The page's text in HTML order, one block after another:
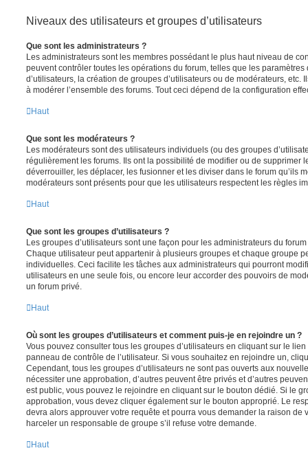
Niveaux des utilisateurs et groupes d’utilisateurs
Que sont les administrateurs ?
Les administrateurs sont les membres possédant le plus haut niveau de
peuvent contrôler toutes les opérations du forum, telles que les
d’utilisateurs, la création de groupes d’utilisateurs ou de modérateurs, etc.
à modérer l’ensemble des forums. Tout ceci dépend de la configuration
Haut
Que sont les modérateurs ?
Les modérateurs sont des utilisateurs individuels (ou des groupes
régulièrement les forums. Ils ont la possibilité de modifier ou de supprimer
déverrouiller, les déplacer, les fusionner et les diviser dans le forum qu’ils
modérateurs sont présents pour que les utilisateurs respectent les règles
Haut
Que sont les groupes d’utilisateurs ?
Les groupes d’utilisateurs sont une façon pour les administrateurs du
Chaque utilisateur peut appartenir à plusieurs groupes et chaque groupe
individuelles. Ceci facilite les tâches aux administrateurs qui pourront
utilisateurs en une seule fois, ou encore leur accorder des pouvoirs de
un forum privé.
Haut
Où sont les groupes d’utilisateurs et comment puis-je en rejoindre un ?
Vous pouvez consulter tous les groupes d’utilisateurs en cliquant sur le
panneau de contrôle de l’utilisateur. Si vous souhaitez en rejoindre un,
Cependant, tous les groupes d’utilisateurs ne sont pas ouverts aux
nécessiter une approbation, d’autres peuvent être privés et d’autres
est public, vous pouvez le rejoindre en cliquant sur le bouton dédié. Si le
approbation, vous devez cliquer également sur le bouton approprié. Le
devra alors approuver votre requête et pourra vous demander la raison de
harceler un responsable de groupe s’il refuse votre demande.
Haut